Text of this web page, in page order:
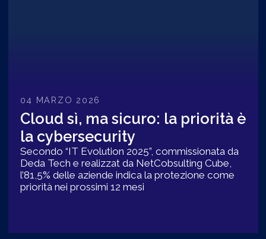
04 MARZO 2026
Cloud sì, ma sicuro: la priorità è
la cybersecurity
Secondo “IT Evolution 2025”, commissionata da
Deda Tech e realizzat da NetCobsulting Cube,
l’81,5% delle aziende indica la protezione come
priorità nei prossimi 12 mesi